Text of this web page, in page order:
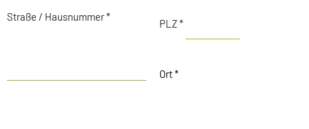
Straße / Hausnummer *
PLZ *
Ort *